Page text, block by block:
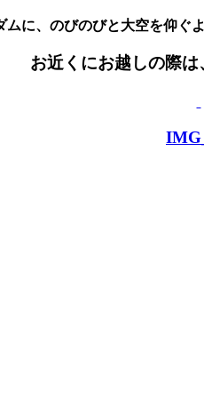
ムに、のびのびと大空を仰ぐ
お近くにお越しの際